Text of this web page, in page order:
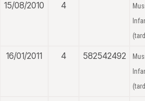
15/08/2010 4
16/01/2011 4 582542492